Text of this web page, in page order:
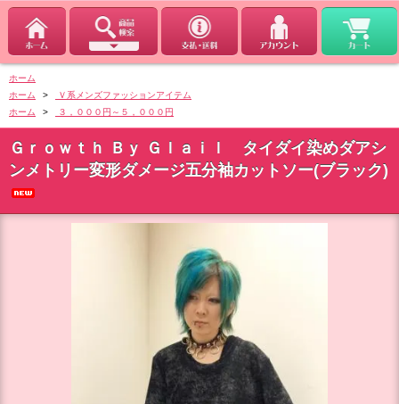
ホーム
ホーム
>
Ｖ系メンズファッションアイテム
ホーム
> ３，０００円～５，０００円
Ｇｒｏｗｔｈ Ｂｙ Ｇｌａｉｌ タイダイ染めダアシ
ンメトリー変形ダメージ五分袖カットソー(ブラック)